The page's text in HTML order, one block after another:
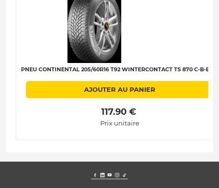
PNEU CONTINENTAL 205/60R16 T92 WINTERCONTACT TS 870 C-B-B-70
AJOUTER AU PANIER
117.90 €
Prix unitaire